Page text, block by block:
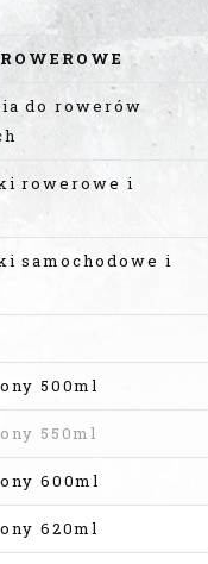
do rowerów
rowerowe i
samochodowe i
500ml
550ml
600ml
620ml